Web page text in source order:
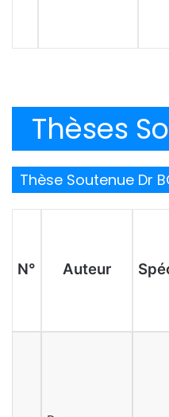
Thèses
Thèse Soutenue Dr
N° Auteur